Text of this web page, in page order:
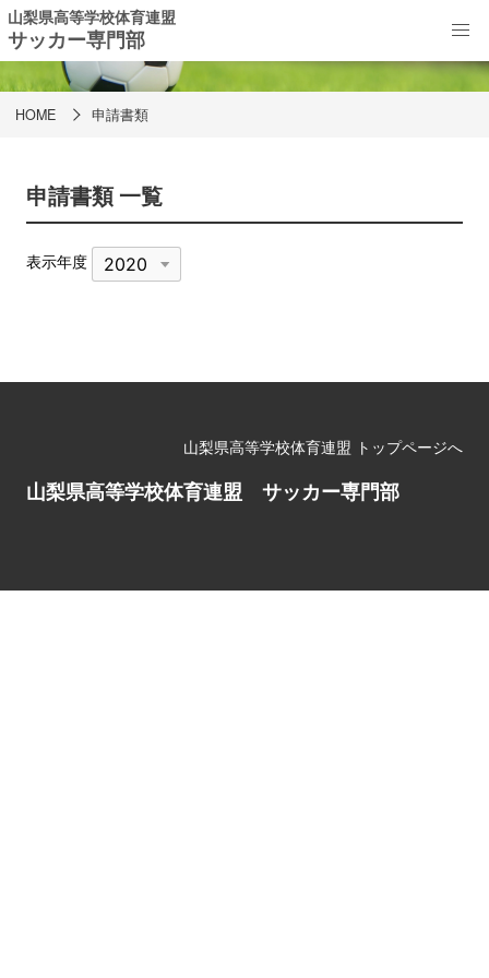
山梨県高等学校体育連盟
サッカー専門部
申請書類
HOME 申請書類
申請書類 一覧
表示年度
山梨県高等学校体育連盟 トップページへ
山梨県高等学校体育連盟 サッカー専門部